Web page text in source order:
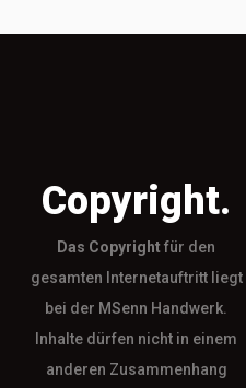
Copyright.
Das Copyrightfür den
gesamten Internetauftritt liegt
bei der MSenn Handwerk.
Inhalte dürfen nicht in einem
anderen Zusammenhang